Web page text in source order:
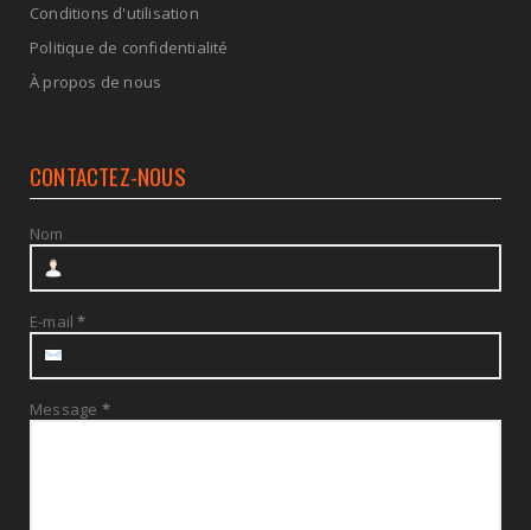
Conditions d'utilisation
Politique de confidentialité
À propos de nous
CONTACTEZ-NOUS
Nom
E-mail*
Message *